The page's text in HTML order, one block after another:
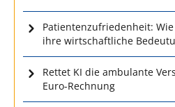
Patientenzufriedenheit:
ihre wirtschaftliche
Rettet KI die ambulante
Euro-Rechnung